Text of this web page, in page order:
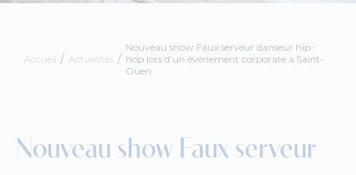
Accueil Actualités
Nouveau show Faux serveur danseur hip-
hop lors d’un événement corporate à Saint-
Ouen
Nouveau show Faux serveur